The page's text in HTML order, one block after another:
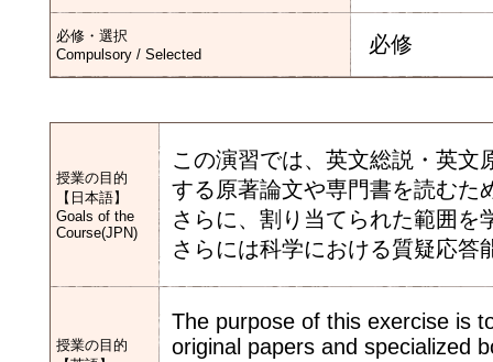
必修・選択
Compulsory / Selected
必修
授業の目的
【日本語】
Goals of the
Course(JPN)
この演習では、英文総説・英文
する原著論文や専門書を読むた
さらに、割り当てられた範囲を
さらには科学における質疑応答
授業の目的
The purpose of this exercise is
original papers and specialized